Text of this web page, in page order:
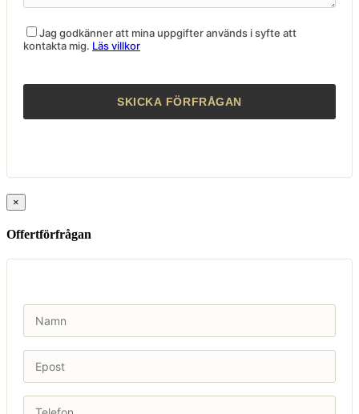
Jag godkänner att mina uppgifter används i syfte att
kontakta mig. Läs villkor
×
Offertförfrågan